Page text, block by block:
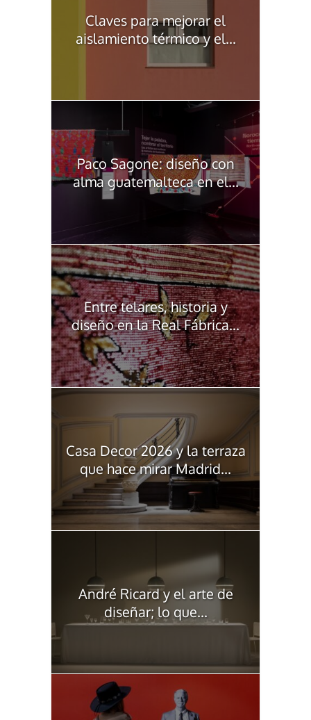
Claves para mejorar el
aislamiento térmico y el...
Paco Sagone: diseño con
alma guatemalteca en el...
Entre telares, historia y
diseño en la Real Fábrica...
Casa Decor 2026 y la terraza
que hace mirar Madrid...
André Ricard y el arte de
diseñar; lo que...